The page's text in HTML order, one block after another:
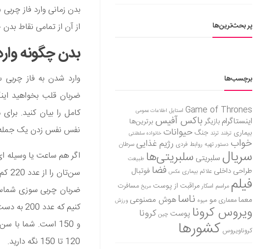
بدن زمانی وارد فاز
از آن از تمامی نقاط
بدن چگونه
وارد شدن به فاز
ضربان قلب بخواهید
کامل را بیان کنید.
نفس نفس زدن یک جمله
اگر هم ساعت یا وسیله
120 تا 150 نگه دارید.
پر بحث‌ترین‌ها
برچسب‌ها
Game of Thrones استایل اطلاعات عمومی
اینستاگرام بازیگر باکس آفیس برترین‌ها
بیماری ترفند ترند جنگ حیوانات خانواده سلطنتی
خواب دستور تهیه روابط فردی رژیم غذاییسرطان
سریال سلبریتی سلبریتی‌ها طبیعت
طراحی داخلی علائم بیماری عکس فضا فوتبال
فیلم مراسم اسکارمراقبت از پوست مریخ مسافرت
معمامعماری مو میوه ناساهوش مصنوعی ورزش
ویروس کرونا پوست چین کرونا
کروناویروس کشورها